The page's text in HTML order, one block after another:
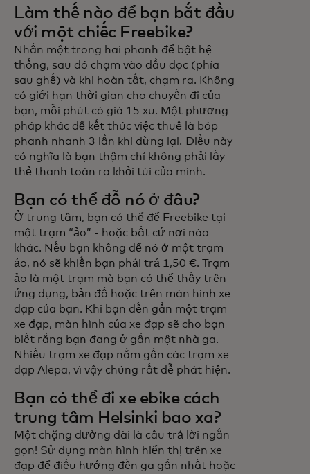
Làm thế nào để bạn bắt đầu
với một chiếc Freebike?
Nhấn một trong hai phanh để bật hệ
thống, sau đó chạm vào đầu đọc (phía
sau ghế) và khi hoàn tất, chạm ra. Không
có giới hạn thời gian cho chuyến đi của
bạn, mỗi phút có giá 15 xu. Một phương
pháp khác để kết thúc việc thuê là bóp
phanh nhanh 3 lần khi dừng lại. Điều này
có nghĩa là bạn thậm chí không phải lấy
thẻ thanh toán ra khỏi túi của mình.
Bạn có thể đỗ nó ở đâu?
Ở trung tâm, bạn có thể để Freebike tại
một trạm “ảo” - hoặc bất cứ nơi nào
khác. Nếu bạn không để nó ở một trạm
ảo, nó sẽ khiến bạn phải trả 1,50 €. Trạm
ảo là một trạm mà bạn có thể thấy trên
ứng dụng, bản đồ hoặc trên màn hình xe
đạp của bạn. Khi bạn đến gần một trạm
xe đạp, màn hình của xe đạp sẽ cho bạn
biết rằng bạn đang ở gần một nhà ga.
Nhiều trạm xe đạp nằm gần các trạm xe
đạp Alepa, vì vậy chúng rất dễ phát hiện.
Bạn có thể đi xe ebike cách
trung tâm Helsinki bao xa?
Một chặng đường dài là câu trả lời ngắn
gọn! Sử dụng màn hình hiển thị trên xe
đạp để điều hướng đến ga gần nhất hoặc